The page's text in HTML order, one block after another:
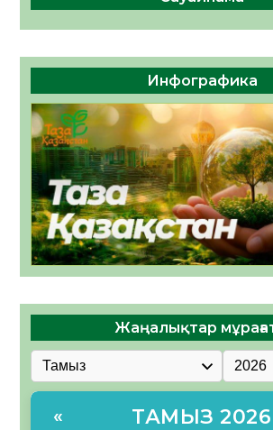
Инфографика
Жаңалықтар
« ТАМЫЗ 2026